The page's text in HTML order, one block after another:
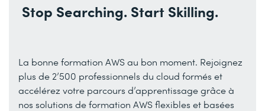
Stop Searching. Start Skilling.
La bonne formation AWS au bon moment. Rejoignez
plus de 2’500 professionnels du cloud formés et
accélérez votre parcours d’apprentissage grâce à
nos solutions de formation AWS flexibles et basées